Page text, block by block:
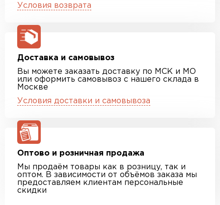
Условия возврата
Доставка и самовывоз
Вы можете заказать доставку по МСК и МО
или оформить самовывоз с нашего склада в
Москве
Условия доставки и самовывоза
Оптово и розничная продажа
Мы продаём товары как в розницу, так и
оптом. В зависимости от объёмов заказа мы
предоставляем клиентам персональные
скидки